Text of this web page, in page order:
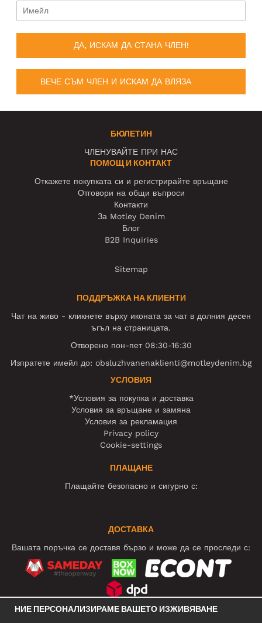
ДА, ИСКАМ ДА СТАНА ЧЛЕН!
ВЕЧЕ СЪМ ЧЛЕН И ИСКАМ ДА ВЛЯЗА
БЮЛЕТИН
ЧЛЕНУВАЙТЕ ПРИ НАС
ПОМОЩ И КОНТАКТ
Откажете покупката си и регистрирайте връщане
Отговори на общи въпроси
Контакти
За Motley Denim
Блог
B2B Inquiries
Sitemap
ПОДДРЪЖКА НА КЛИЕНТИ
Чат на живо - кликнете върху иконата за чат в долния десен
ъгъл на страницата.
Отворено пон-пет 08:30-16:30
Изпратете имейл до: obsluzhvanenaklienti@motleydenim.bg
УСЛОВИЯ
*Условия за покупка и доставка
Условия за връщане и замяна
Условия за рекламация
Privacy policy
Cookie-settings
ПЛАЩАНЕ
Плащайте безопасно и сигурно с:
ДОСТАВКА
Вашата поръчка се доставя бързо и може да се проследи с:
НИЕ ПЕРСОНАЛИЗИРАМЕ ВАШЕТО ИЗЖИВЯВАНЕ